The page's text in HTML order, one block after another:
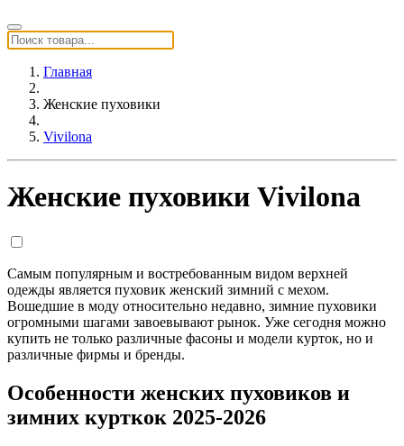
Главная
Женские пуховики
Vivilona
Женские пуховики Vivilona
Самым популярным и востребованным видом верхней
одежды является пуховик женский зимний с мехом.
Вошедшие в моду относительно недавно, зимние пуховики
огромными шагами завоевывают рынок. Уже сегодня можно
купить не только различные фасоны и модели курток, но и
различные фирмы и бренды.
Особенности женских пуховиков и
зимних курткок 2025-2026